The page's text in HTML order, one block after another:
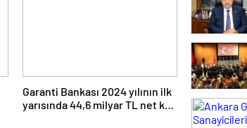
Garanti Bankası 2024 yılının ilk
yarısında 44,6 milyar TL net kar